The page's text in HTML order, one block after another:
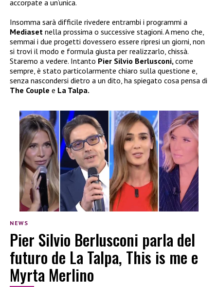
accorpate a un’unica.
Insomma sarà difficile rivedere entrambi i programmi a
Mediaset nella prossima o successive stagioni. A meno che,
semmai i due progetti dovessero essere ripresi un giorni, non
si trovi il modo e formula giusta per realizzarlo, chissà.
Staremo a vedere. Intanto Pier Silvio Berlusconi, come
sempre, è stato particolarmente chiaro sulla questione e,
senza nascondersi dietro a un dito, ha spiegato cosa pensa di
The Couple e La Talpa.
NEWS
Pier Silvio Berlusconi parla del
futuro de La Talpa, This is me e
Myrta Merlino